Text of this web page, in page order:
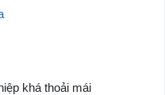
khá thoải mái